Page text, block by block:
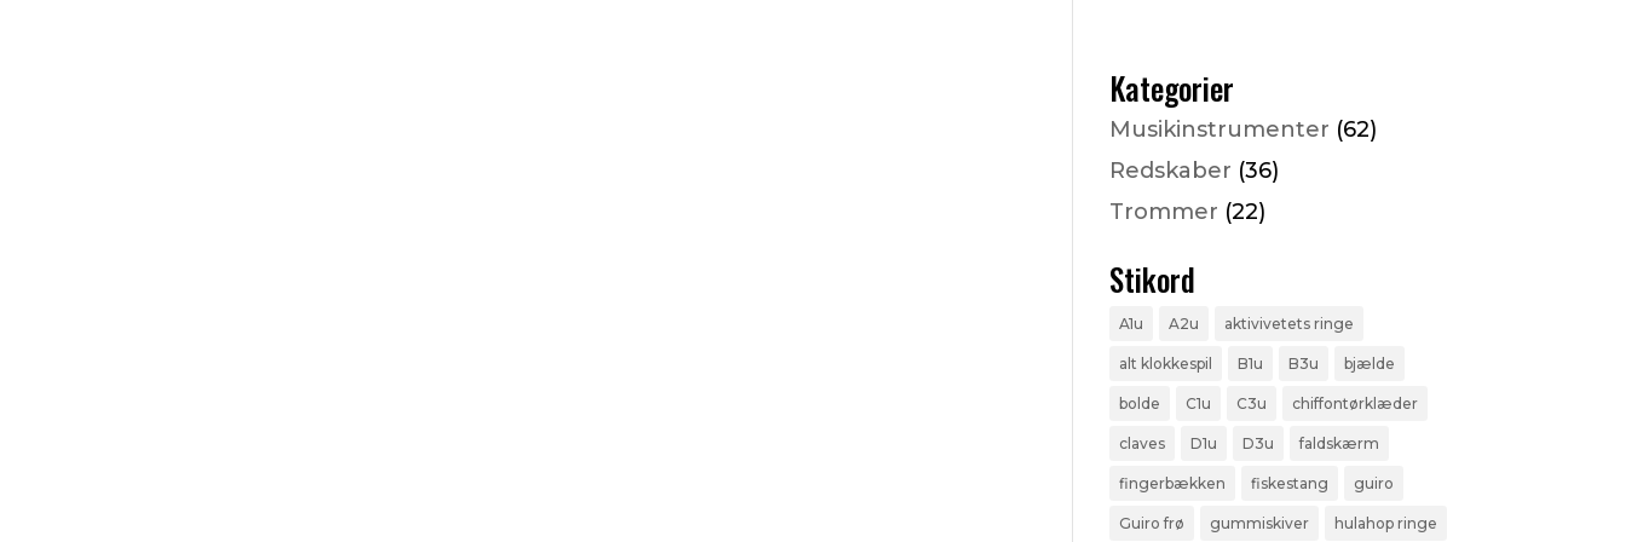
Kategorier
Musikinstrumenter (62)
Redskaber (36)
Trommer (22)
Stikord
A1u A2u aktivivetets ringe
alt klokkespil B1u B3u bjælde
bolde C1u C3u chiffontørklæder
claves D1u D3u faldskærm
fingerbækken fiskestang guiro
Guiro frø gummiskiver hulahop ringe